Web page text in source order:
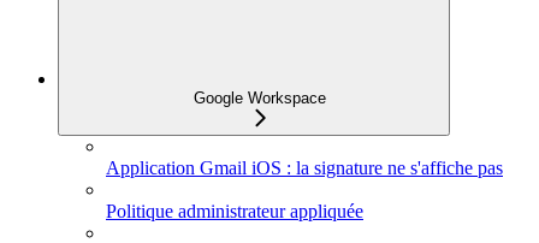
Google Workspace
Application Gmail iOS : la signature ne s'affiche pas
Politique administrateur appliquée